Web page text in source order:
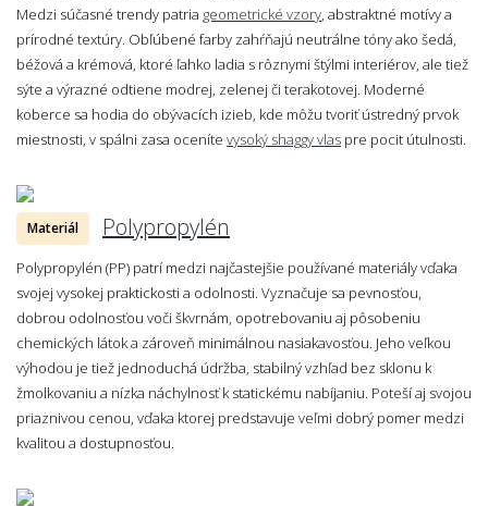
Medzi súčasné trendy patria geometrické vzory , abstraktné motívy a
prírodné textúry. Obľúbené farby zahŕňajú neutrálne tóny ako šedá,
béžová a krémová, ktoré ľahko ladia s rôznymi štýlmi interiérov, ale tiež
sýte a výrazné odtiene modrej, zelenej či terakotovej. Moderné
koberce sa hodia do obývacích izieb, kde môžu tvoriť ústredný prvok
miestnosti, v spálni zasa oceníte vysoký shaggy vlas pre pocit útulnosti.
Materiál Polypropylén
Polypropylén (PP) patrí medzi najčastejšie používané materiály vďaka
svojej vysokej praktickosti a odolnosti. Vyznačuje sa pevnosťou,
dobrou odolnosťou voči škvrnám, opotrebovaniu aj pôsobeniu
chemických látok a zároveň minimálnou nasiakavosťou. Jeho veľkou
výhodou je tiež jednoduchá údržba, stabilný vzhľad bez sklonu k
žmolkovaniu a nízka náchylnosť k statickému nabíjaniu. Poteší aj svojou
priaznivou cenou, vďaka ktorej predstavuje veľmi dobrý pomer medzi
kvalitou a dostupnosťou.